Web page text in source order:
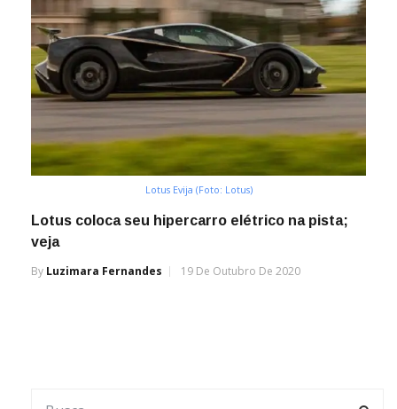
Lotus Evija (Foto: Lotus)
Lotus coloca seu hipercarro elétrico na pista;
veja
By Luzimara Fernandes 19 De Outubro De 2020